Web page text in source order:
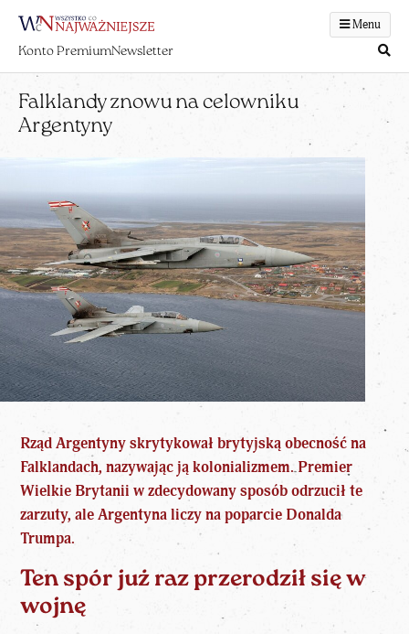
Menu
Konto PremiumNewsletter
Falklandy znowu na celowniku
Argentyny
Rząd Argentyny skrytykował brytyjską obecność na
Falklandach, nazywając ją kolonializmem. Premier
Wielkie Brytanii w zdecydowany sposób odrzucił te
zarzuty, ale Argentyna liczy na poparcie Donalda
Trumpa.
Ten spór już raz przerodził się w
wojnę